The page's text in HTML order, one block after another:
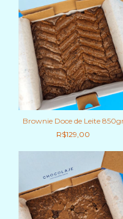
Brownie Doce de Leite
R$129,00